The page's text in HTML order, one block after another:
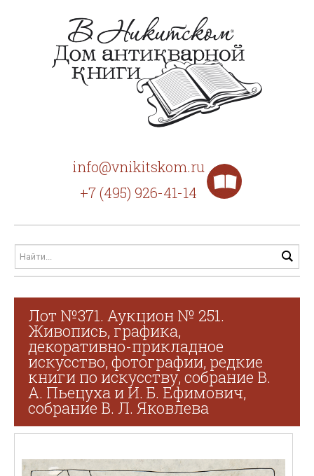
info@vnikitskom.ru
+7 (495) 926-41-14
Лот №371. Аукцион № 251.
Живопись, графика,
декоративно-прикладное
искусство, фотографии, редкие
книги по искусству, собрание В.
А. Пьецуха и И. Б. Ефимович,
собрание В. Л. Яковлева